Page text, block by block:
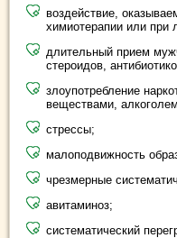
воздействие,
химиотерапии или при
длительный прием
стероидов,
злоупотребление
веществами,
стрессы;
малоподвижность
чрезмерные
авитаминоз;
систематический